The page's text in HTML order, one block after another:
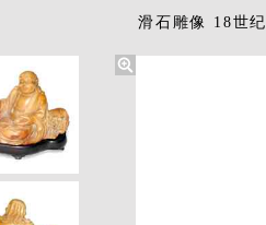
滑石雕像 18世纪